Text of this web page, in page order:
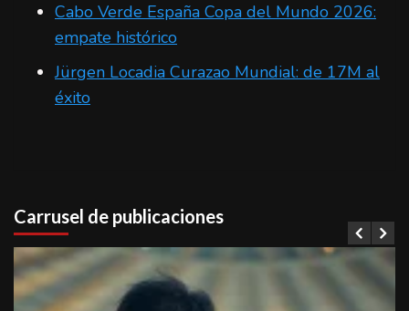
Cabo Verde España Copa del Mundo 2026:
empate histórico
Jürgen Locadia Curazao Mundial: de 17M al
éxito
Carrusel de publicaciones